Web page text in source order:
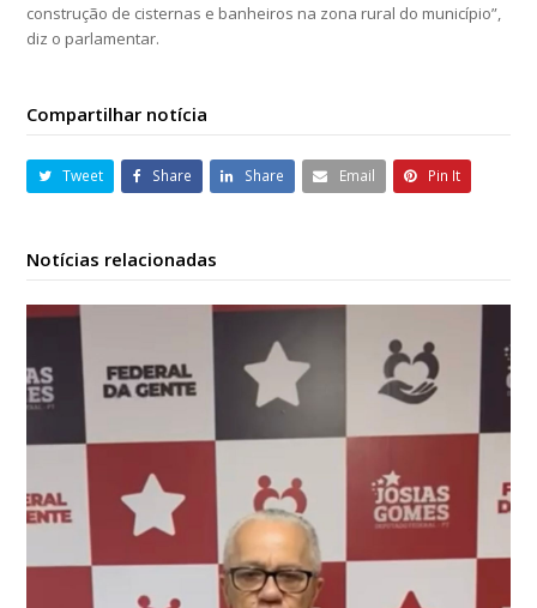
construção de cisternas e banheiros na zona rural do município”,
diz o parlamentar.
Compartilhar notícia
Tweet Share Share Email Pin It
Notícias relacionadas